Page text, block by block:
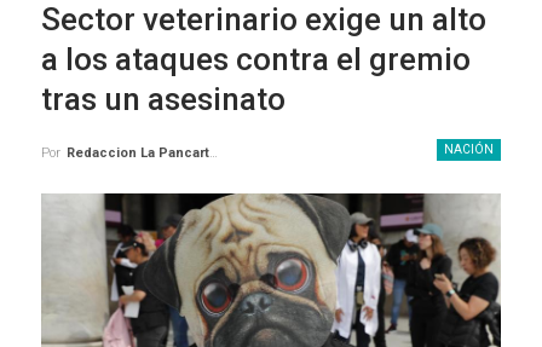
Sector veterinario exige un alto
a los ataques contra el gremio
tras un asesinato
NACIÓN
Por Redaccion La Pancarta De Quintana Roo